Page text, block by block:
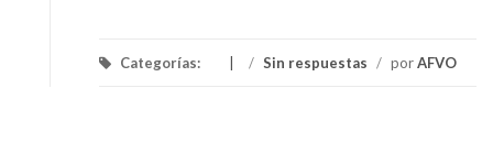
Categorías: / Sin respuestas / porAFVO